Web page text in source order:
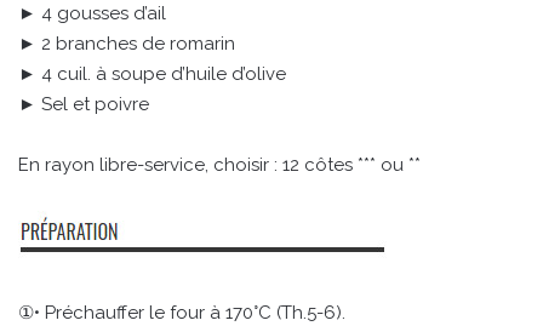
► 4 gousses d’ail
► 2 branches de romarin
► 4 cuil. à soupe d’huile d’olive
► Sel et poivre
En rayon libre-service, choisir : 12 côtes *** ou **
①• Préchauffer le four à 170°C (Th.5-6).